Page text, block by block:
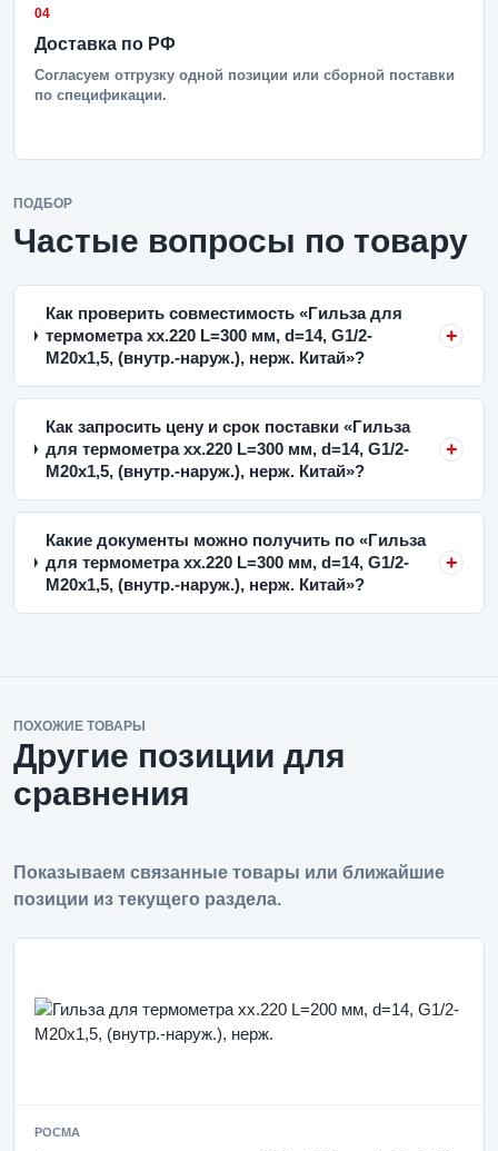
04
Доставка по РФ
Согласуем отгрузку одной позиции или сборной поставки
по спецификации.
ПОДБОР
Частые вопросы по товару
Как проверить совместимость «Гильза для
термометра xx.220 L=300 мм, d=14, G1/2-
M20x1,5, (внутр.-наруж.), нерж. Китай»?
Как запросить цену и срок поставки «Гильза
для термометра xx.220 L=300 мм, d=14, G1/2-
M20x1,5, (внутр.-наруж.), нерж. Китай»?
Какие документы можно получить по «Гильза
для термометра xx.220 L=300 мм, d=14, G1/2-
M20x1,5, (внутр.-наруж.), нерж. Китай»?
ПОХОЖИЕ ТОВАРЫ
Другие позиции для
сравнения
Показываем связанные товары или ближайшие
позиции из текущего раздела.
РОСМА